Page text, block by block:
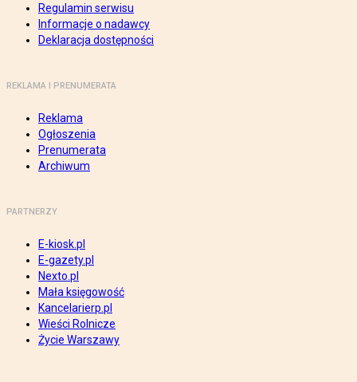
Regulamin serwisu
Informacje o nadawcy
Deklaracja dostępności
REKLAMA I PRENUMERATA
Reklama
Ogłoszenia
Prenumerata
Archiwum
PARTNERZY
E-kiosk.pl
E-gazety.pl
Nexto.pl
Mała księgowość
Kancelarierp.pl
Wieści Rolnicze
Życie Warszawy